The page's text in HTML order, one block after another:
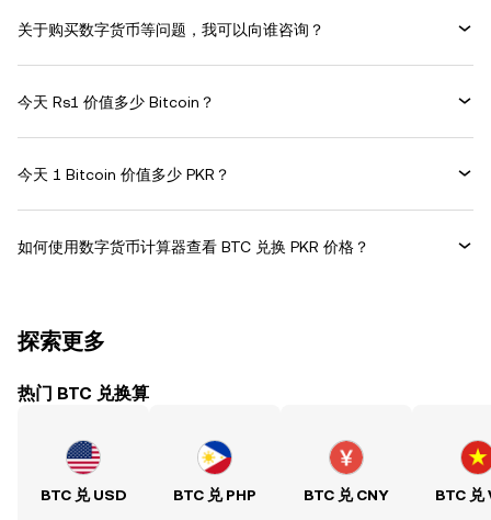
关于购买数字货币等问题，我可以向谁咨询？
今天 Rs1 价值多少 Bitcoin？
今天 1 Bitcoin 价值多少 PKR？
如何使用数字货币计算器查看 BTC 兑换 PKR 价格？
探索更多
热门 BTC 兑换算
BTC 兑 USD BTC 兑 PHP BTC 兑 CNY BTC 兑